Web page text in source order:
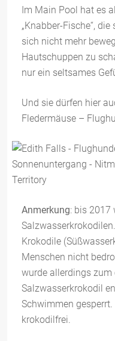
Im Main Pool hat es
„Knabber-Fische“,
sich nicht mehr
Hautschuppen zu
nur ein seltsames
Und sie dürfen hier
Fledermäuse –
Anmerkung: bis 2017
Krokodile
Menschen nicht
wurde allerdings
Salzwasserkrokodil
Schwimmen
krokodilfrei.